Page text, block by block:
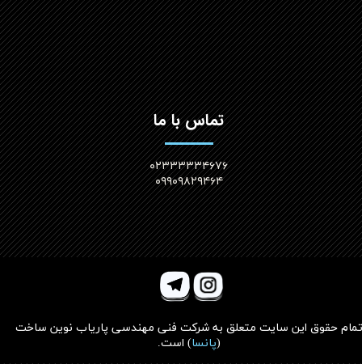
تماس با ما
۰۲۳۳۳۳۳۴۶۷۶
۰۹۹۰۹۸۲۹۴۶۴
تمام حقوق این سایت متعلق به شرکت فنی مهندسی پاریاب نوین ساخت
(پانسا) است.